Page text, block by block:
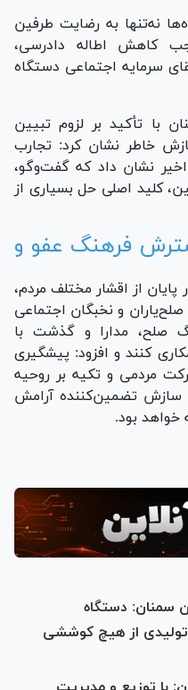
نه‌تنها به رضایت طرفین
کاهش اطاله دادرسی،
سرمایه اجتماعی دستگاه
با تأکید بر لزوم تبیین
خاطر نشان کرد: تجارب
اخیر نشان داد که گفت‌و‌گو،
کلید اصلی حل بسیاری از
فرهنگ عفو و
از اقشار مختلف مردم،
و نخبگان اجتماعی
صلح، مدارا و گذشت با
کنند و افزود: پیشگیری
مردمی و تکیه بر روحیه
تضمین‌کننده آرامش
خواهد بود.
سمنان: دستگاه
تولیدی از هیچ کوششی